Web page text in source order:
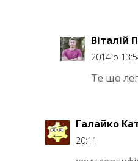
Віталій
2014 о
Те що
Галайко
20:11